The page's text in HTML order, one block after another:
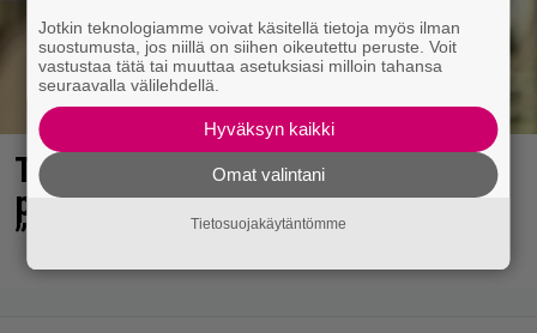
Tältä näyttää Vappu Pimiän
perhelomalla Portugalissa –
”Kaunis mekko”
Jotkin teknologiamme voivat käsitellä tietoja myös ilman
suostumusta, jos niillä on siihen oikeutettu peruste. Voit
vastustaa tätä tai muuttaa asetuksiasi milloin tahansa
seuraavalla välilehdellä.
Hyväksyn kaikki
Omat valintani
Tietosuojakäytäntömme